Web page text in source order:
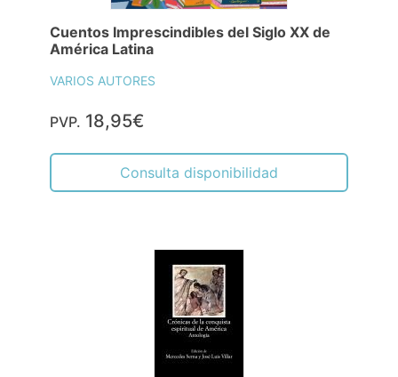
Cuentos Imprescindibles del Siglo XX de
América Latina
VARIOS AUTORES
PVP. 18,95€
Consulta disponibilidad